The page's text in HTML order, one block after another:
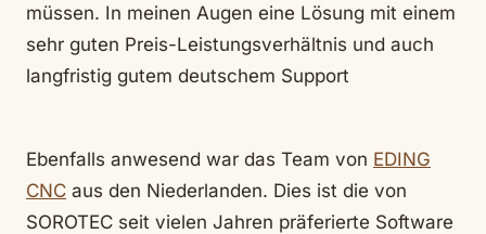
müssen. In meinen Augen eine Lösung mit einem
sehr guten Preis-Leistungsverhältnis und auch
langfristig gutem deutschem Support
Ebenfalls anwesend war das Team von EDING
CNC aus den Niederlanden. Dies ist die von
SOROTEC seit vielen Jahren präferierte Software